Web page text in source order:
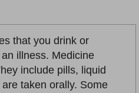
that you drink or
illness. Medicine
include pills, liquid
taken orally. Some